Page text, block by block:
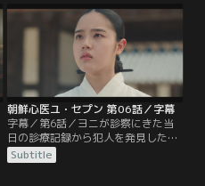
ていたことを突き止め、姑からウヌ
を解放させる。ケス医院に居候する
ばあさんから“プン”と呼ばれるよう
になっていたセヨプは、“ユ・セプ
ン”と名乗ることに。
朝鮮心医ユ・セプン 第06話／字幕
字幕／第6話／ヨニが診察にきた当
日の診療記録から犯人を発見したセ
ヨプ。ウヌは証拠を得るために婚家
に戻り、ヨニに濡れ衣を着せようと
Subtitle